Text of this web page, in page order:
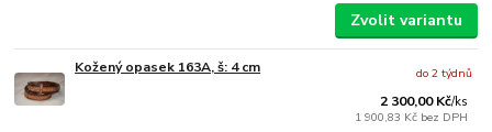
Zvolit variantu
Kožený opasek 163A, š: 4 cm
2 300,00 Kč/ks
1 900,83 Kč bez DPH
do 2 týdnů